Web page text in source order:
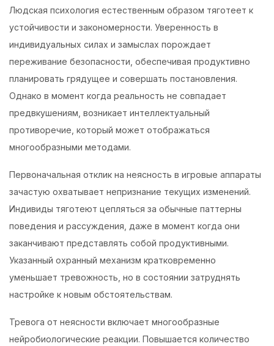
Людская психология естественным образом тяготеет к
устойчивости и закономерности. Уверенность в
индивидуальных силах и замыслах порождает
переживание безопасности, обеспечивая продуктивно
планировать грядущее и совершать постановления.
Однако в момент когда реальность не совпадает
предвкушениям, возникает интеллектуальный
противоречие, который может отображаться
многообразными методами.
Первоначальная отклик на неясность в игровые аппараты
зачастую охватывает непризнание текущих изменений.
Индивиды тяготеют цепляться за обычные паттерны
поведения и рассуждения, даже в момент когда они
заканчивают представлять собой продуктивными.
Указанный охранный механизм кратковременно
уменьшает тревожность, но в состоянии затруднять
настройке к новым обстоятельствам.
Тревога от неясности включает многообразные
нейробиологические реакции. Повышается количество